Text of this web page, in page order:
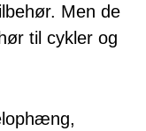
Men de
til cykler og